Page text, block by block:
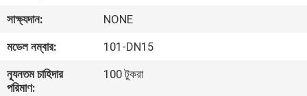
কারখানা
ভ্রমণ
সাক্ষ্যদান:
NONE
মডেল নম্বার:
101-DN15
ন্যূনতম চাহিদার
পরিমাণ:
100 টুকরা